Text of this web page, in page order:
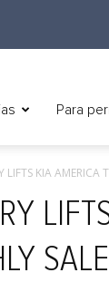
Para
LIFTS KIA